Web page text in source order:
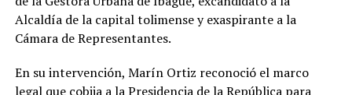
Alcaldía de la capital tolimense y exaspirante a la
Cámara de Representantes.
En su intervención, Marín Ortiz reconoció el marco
legal que cobija a la Presidencia de la República para